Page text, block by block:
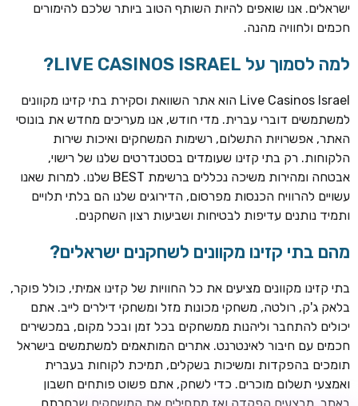
חבילת קבלת פנים: בונוס 100% עד 300€ + 100 ספיני בונוס על
ההפקדה הראשונה
CASOO
בונוס מתגלגל עד 2,000 ₪ + 200 ספינים חינם לשחקנים
חדשים
ROYSPINS
חינם על ההפקדות הראשונות
ישראלים. אנו שואפים להיות השותף הטוב ביותר שלכם להימורים
חכמים ולחוויה מהנה.
למה לסמוך על LIVE CASINOS ISRAEL?
Live Casinos Israel הוא אתר השוואת וסקירת בתי קזינו מקוונים
למשתמשים דוברי עברית. מדי חודש, אנו מעריכים מחדש את בונוסי
האתר, אפשרויות התשלום, רשימות המשחקים ואיכות שירות
הלקוחות. רק בתי קזינו שעומדים בסטנדרטים שלנו של רישוי,
אבטחה ומהירות משיכה נכללים ברשימת BEST שלנו. למרות שאנו
עשויים להרוויח הכנסות מפרסום, הדירוגים שלנו הם בלתי תלויים
ותמיד נותנים עדיפות לבטיחות ושביעות רצון השחקנים.
מהם בתי קזינו מקוונים לשחקנים ישראלים?
בתי קזינו מקוונים מציעים את כל החוויות של קזינו אמיתי, כולל פוקר,
בלאק ג'ק, רולטה, משחקי מכונות מזל ומשחקי דילרים לייב. אתם
יכולים להתחבר וליהנות ממשחקים בכל זמן ובכל מקום, במכשירים
חכמים עם חיבור לאינטרנט. אתרים המותאמים למשתמשים בישראל
תומכים בהפקדות ומשיכות בשקלים, תמיכת לקוחות בעברית
ואמצעי תשלום מוכרים. כדי לשחק, אתם פשוט פותחים חשבון